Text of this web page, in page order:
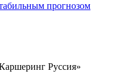
прогнозом
Руссия»